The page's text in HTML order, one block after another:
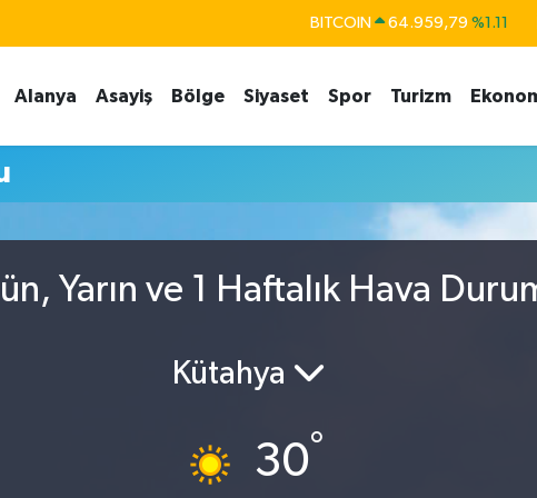
BITCOIN 64.959,79 %1.11
EURO 55,2510 %0.32
STERLİN 64,4811 %0.38
BİST100 13.779 %-14
Alanya Asayiş Bölge Siyaset Spor Turizm
Yarın ve 1 Haftalık Hava
Kütahya
30°